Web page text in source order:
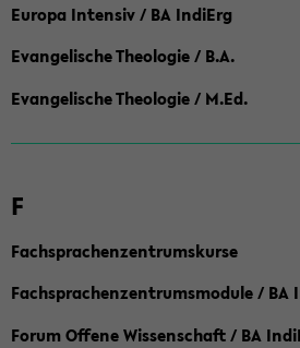
Europa Intensiv / BA IndiErg
Evangelische Theologie / B.A.
Evangelische Theologie / M.Ed.
F
Fachsprachenzentrumskurse
Fachsprachenzentrumsmodule / BA
Forum Offene Wissenschaft / BA